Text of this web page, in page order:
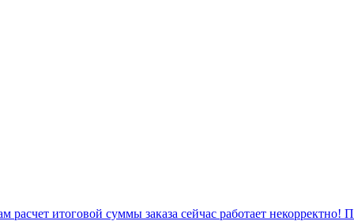
итоговой суммы заказа сейчас работает